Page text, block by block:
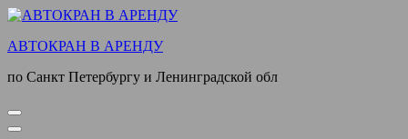
Перейти
содержимому
Enter)
АВТОКРАН В АРЕНДУ
по Санкт Петербургу и Ленинградской обл